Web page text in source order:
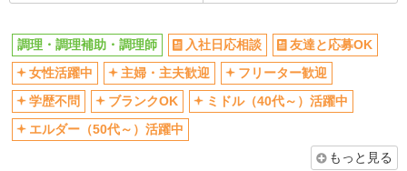
調理・調理補助・調理師 入社日応相談
友達と応募OK
女性活躍中
主婦・主夫歓迎
フリーター歓迎
学歴不問
ブランクOK
ミドル（40代～）活躍中
エルダー（50代～）活躍中
もっと見る